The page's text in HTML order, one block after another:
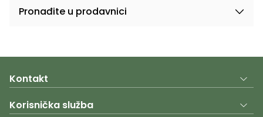
Pronađite u prodavnici
Kontakt
Korisnička služba